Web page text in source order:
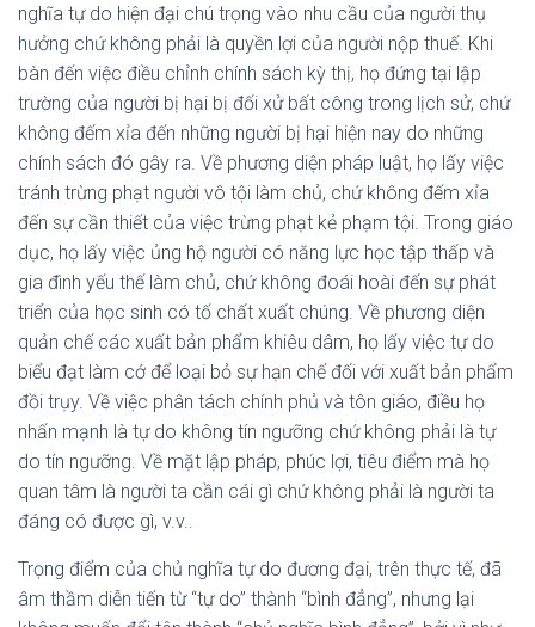
nghĩa tự do hiện đại chú trọng vào nhu cầu của người thụ
hưởng chứ không phải là quyền lợi của người nộp thuế. Khi
bàn đến việc điều chỉnh chính sách kỳ thị, họ đứng tại lập
trường của người bị hại bị đối xử bất công trong lịch sử, chứ
không đếm xỉa đến những người bị hại hiện nay do những
chính sách đó gây ra. Về phương diện pháp luật, họ lấy việc
tránh trừng phạt người vô tội làm chủ, chứ không đếm xỉa
đến sự cần thiết của việc trừng phạt kẻ phạm tội. Trong giáo
dục, họ lấy việc ủng hộ người có năng lực học tập thấp và
gia đình yếu thế làm chủ, chứ không đoái hoài đến sự phát
triển của học sinh có tố chất xuất chúng. Về phương diện
quản chế các xuất bản phẩm khiêu dâm, họ lấy việc tự do
biểu đạt làm cớ để loại bỏ sự hạn chế đối với xuất bản phẩm
đồi trụy. Về việc phân tách chính phủ và tôn giáo, điều họ
nhấn mạnh là tự do không tín ngưỡng chứ không phải là tự
do tín ngưỡng. Về mặt lập pháp, phúc lợi, tiêu điểm mà họ
quan tâm là người ta cần cái gì chứ không phải là người ta
đáng có được gì, v.v..
Trọng điểm của chủ nghĩa tự do đương đại, trên thực tế, đã
âm thầm diễn tiến từ “tự do” thành “bình đẳng”, nhưng lại